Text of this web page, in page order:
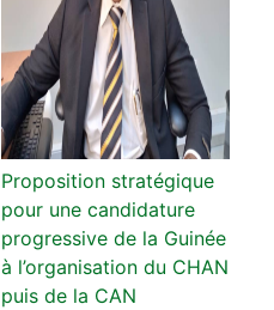
Proposition stratégique
pour une candidature
progressive de la Guinée
à l’organisation du CHAN
puis de la CAN